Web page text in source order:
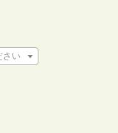
さい